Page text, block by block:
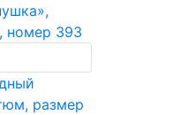
номер 393
размер